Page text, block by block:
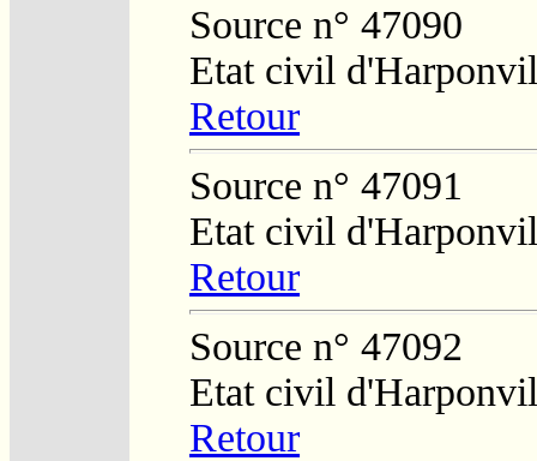
Source n° 47090
Etat civil
Retour
Source n° 47091
Etat civil
Retour
Source n° 47092
Etat civil
Retour